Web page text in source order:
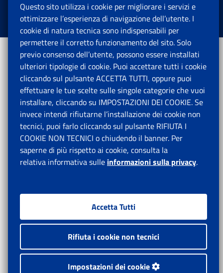
Istituto Nazionale Previdenza Sociale.
Tutti i diritti riservati.
Questo sito utilizza i cookie per migliorare i servizi e
ottimizzare l’esperienza di navigazione dell’utente. I
cookie di natura tecnica sono indispensabili per
permettere il corretto funzionamento del sito. Solo
previo consenso dell’utente, possono essere installati
ulteriori tipologie di cookie. Puoi accettare tutti i cookie
cliccando sul pulsante ACCETTA TUTTI, oppure puoi
effettuare le tue scelte sulle singole categorie che vuoi
installare, cliccando su IMPOSTAZIONI DEI COOKIE. Se
invece intendi rifiutarne l’installazione dei cookie non
tecnici, puoi farlo cliccando sul pulsante RIFIUTA I
COOKIE NON TECNICI o chiudendo il banner. Per
saperne di più rispetto ai cookie, consulta la
relativa informativa sulle informazioni sulla privacy.
Accetta Tutti
Rifiuta i cookie non tecnici
Impostazioni dei cookie